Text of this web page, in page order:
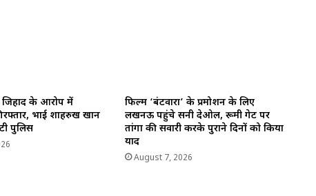
जिहाद के आरोप में
भाई शाहरुख खान
पुलिस
फिल्म ‘बंटवारा’ के प्रमोशन के लिए
लखनऊ पहुंचे सनी देओल, रूमी गेट पर
तांगा की सवारी करके पुराने दिनों को किया
याद
August 7, 2026